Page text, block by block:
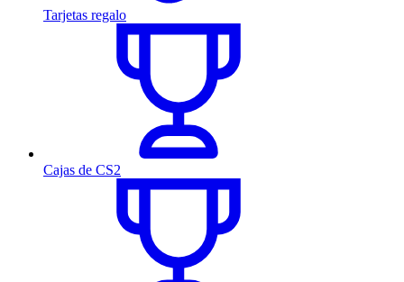
Tarjetas regalo
Cajas de CS2